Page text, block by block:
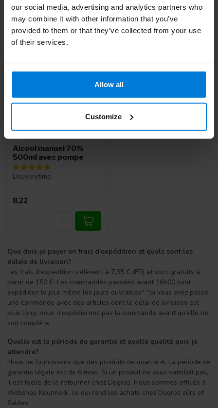
our social media, advertising and analytics partners who
may combine it with other information that you’ve
provided to them or that they’ve collected from your use
of their services.
Allow all
Customize
Vu(s) récemment
Alcool manuel 70%
500ml avec pompe
Deliverytime
8,22
Que dois-je payer en frais d'expédition et quels sont les
délais de livraison?
Les frais d'expédition s'élèvent à 7,95 € (FR) et sont gratuits à
partir de 150 €. Les commandes passées avant 16h00 sont
expédiées le jour même les jours ouvrables* *Si vous avez passé
une commande avec des articles dont le délai de livraison est
plus long, nous n'expédierons pas la commande avant qu'elle ne
soit complète.
Quelle est la période de garantie et quelle qualité puis-je
attendre?
Nous ne fournissons que des produits de qualité A. La période de
garantie légale est de 6 mois. Si un produit ne vous satisfait pas,
il est facile de le retourner chez Degros. Nous sommes affiliés à
Webshop Keurmerk, ce qui rend les achats chez Degros sûrs et
fiables.